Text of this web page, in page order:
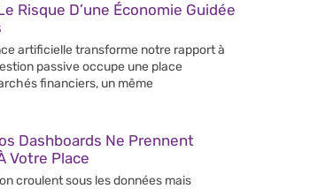
Risque D’une Économie Guidée
artificielle transforme notre rapport à
passive occupe une place
financiers, un même
Dashboards Ne Prennent
Votre Place
croulent sous les données mais